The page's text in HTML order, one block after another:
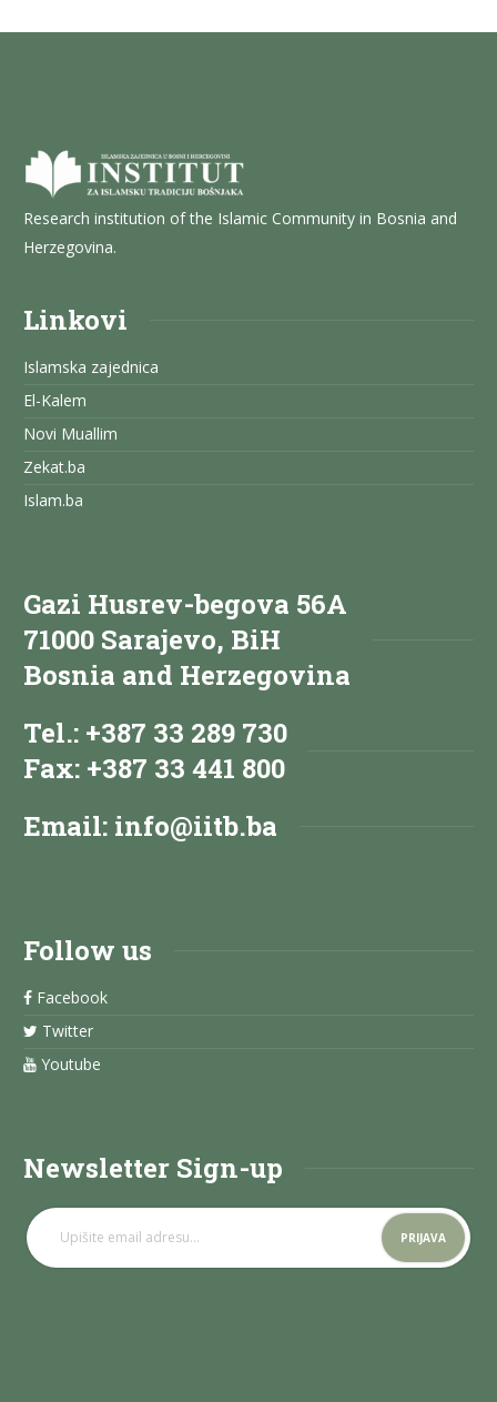
Research institution of the Islamic Community in Bosnia and
Herzegovina.
Linkovi
Islamska zajednica
El-Kalem
Novi Muallim
Zekat.ba
Islam.ba
Gazi Husrev-begova 56A
71000 Sarajevo, BiH
Bosnia and Herzegovina
Tel.: +387 33 289 730
Fax: +387 33 441 800
Email: info@iitb.ba
Follow us
Facebook
Twitter
Youtube
Newsletter Sign-up